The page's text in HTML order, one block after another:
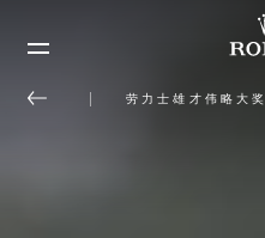
劳力士雄才伟略大奖